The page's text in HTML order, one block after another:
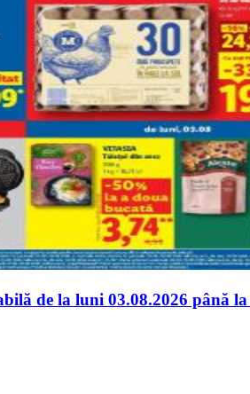
de la luni 03.08.2026 până